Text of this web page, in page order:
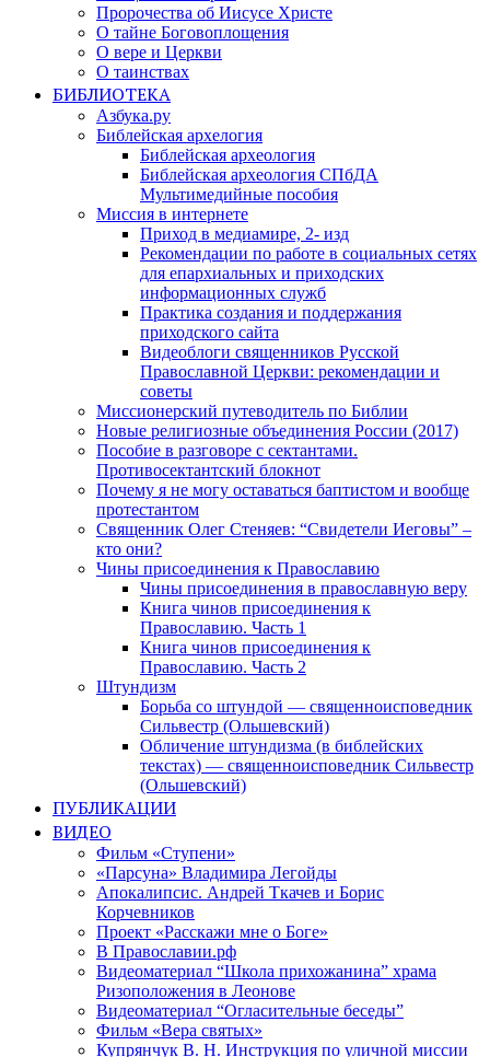
Пророчества об Иисусе Христе
О тайне Боговоплощения
О вере и Церкви
О таинствах
БИБЛИОТЕКА
Азбука.ру
Библейская архелогия
Библейская археология
Библейская археология СПбДА
Мультимедийные пособия
Миссия в интернете
Приход в медиамире, 2- изд
Рекомендации по работе в социальных сетях
для епархиальных и приходских
информационных служб
Практика создания и поддержания
приходского сайта
Видеоблоги священников Русской
Православной Церкви: рекомендации и
советы
Миссионерский путеводитель по Библии
Новые религиозные объединения России (2017)
Пособие в разговоре с сектантами.
Противосектантский блокнот
Почему я не могу оставаться баптистом и вообще
протестантом
Священник Олег Стеняев: “Свидетели Иеговы” –
кто они?
Чины присоединения к Православию
Чины присоединения в православную веру
Книга чинов присоединения к
Православию. Часть 1
Книга чинов присоединения к
Православию. Часть 2
Штундизм
Борьба со штундой — священноисповедник
Сильвестр (Ольшевский)
Обличение штундизма (в библейских
текстах) — священноисповедник Сильвестр
(Ольшевский)
ПУБЛИКАЦИИ
ВИДЕО
Фильм «Ступени»
«Парсуна» Владимира Легойды
Апокалипсис. Андрей Ткачев и Борис
Корчевников
Проект «Расскажи мне о Боге»
В Православии.рф
Видеоматериал “Школа прихожанина” храма
Ризоположения в Леонове
Видеоматериал “Огласительные беседы”
Фильм «Вера святых»
Купрянчук В. Н. Инструкция по уличной миссии